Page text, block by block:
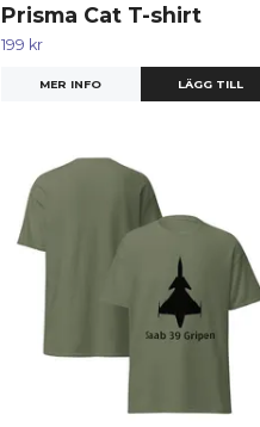
Prisma Cat T-shirt
199 kr
MER INFO LÄGG TILL